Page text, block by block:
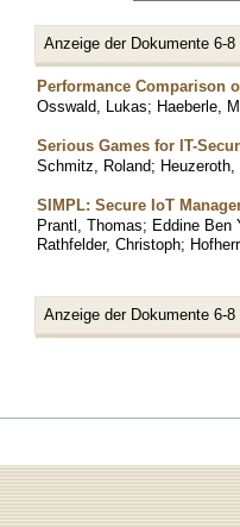
Anzeige der Dokumente 6-8
Performance Comparison
Osswald, Lukas; Haeberle,
Serious Games for IT-
Schmitz, Roland; Heuzeroth,
SIMPL: Secure IoT
Prantl, Thomas; Eddine Ben
Rathfelder, Christoph;
Anzeige der Dokumente 6-8